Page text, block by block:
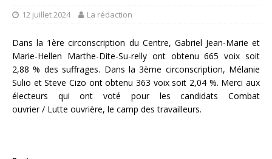
12 juillet 2024 La rédaction
Dans la 1ère circonscription du Centre, Gabriel Jean-Marie et
Marie-Hellen Marthe-Dite-Su-relly ont obtenu 665 voix soit
2,88 % des suffrages. Dans la 3ème circonscription, Mélanie
Sulio et Steve Cizo ont obtenu 363 voix soit 2,04 %. Merci aux
électeurs qui ont voté pour les candidats Combat
ouvrier / Lutte ouvrière, le camp des travailleurs.